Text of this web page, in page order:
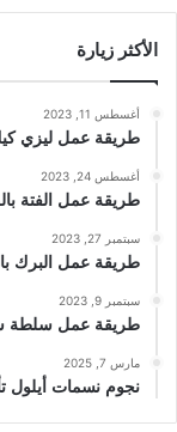
الأكثر زيارة
أغسطس 11, 2023
طريقة عمل ليزي
أغسطس 24, 2023
طريقة عمل الفتة
سبتمبر 27, 2023
طريقة عمل البرك
سبتمبر 9, 2023
طريقة عمل سلطة
مارس 7, 2025
نجوم نسمات أيلول